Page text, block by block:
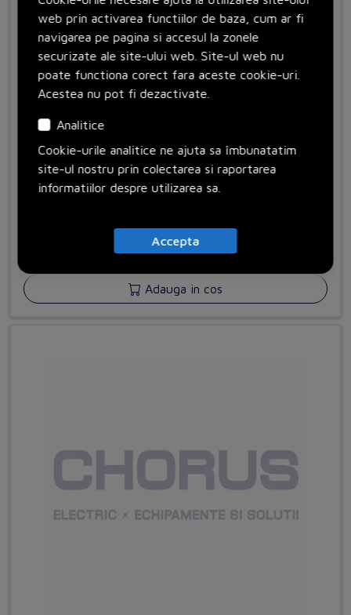
Cod: H72LV500FHGWG
Adauga in cos
web prin activarea functiilor de baza, cum ar fi
navigarea pe pagina si accesul la zonele
securizate ale site-ului web. Site-ul web nu
poate functiona corect fara aceste cookie-uri.
Acestea nu pot fi dezactivate.
Analitice
Cookie-urile analitice ne ajuta sa îmbunatatim
site-ul nostru prin colectarea si raportarea
informatiilor despre utilizarea sa.
Accepta